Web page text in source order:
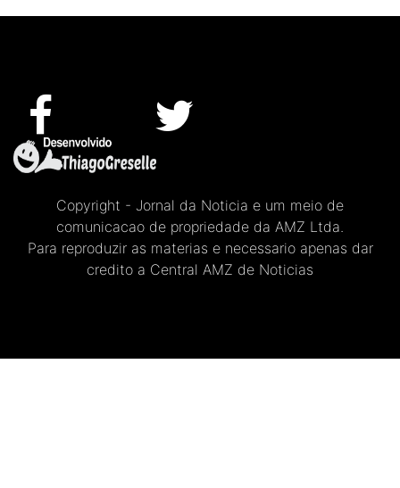
Copyright - Jornal da Noticia e um meio de
comunicacao de propriedade da AMZ Ltda.
Para reproduzir as materias e necessario apenas dar
credito a Central AMZ de Noticias